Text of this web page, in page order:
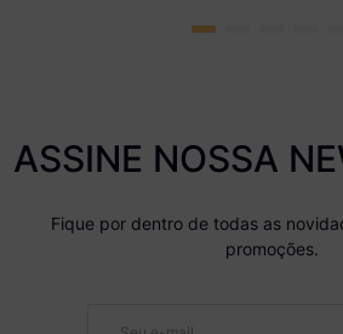
ASSINE NOSSA
Fique por dentro de todas as
promoções.